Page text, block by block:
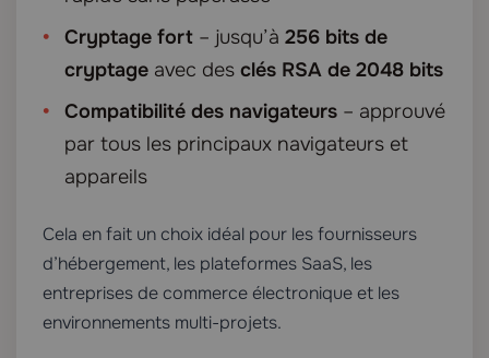
Cryptage fort – jusqu’à 256 bits de
cryptage avec des clés RSA de 2048 bits
Compatibilité des navigateurs – approuvé
par tous les principaux navigateurs et
appareils
Cela en fait un choix idéal pour les fournisseurs
d’hébergement, les plateformes SaaS, les
entreprises de commerce électronique et les
environnements multi-projets.